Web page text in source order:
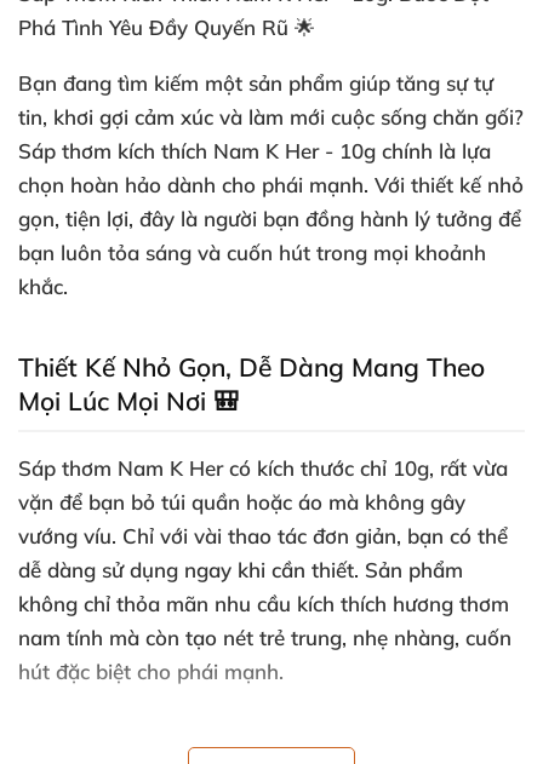
Phá Tình Yêu Đầy Quyến Rũ 🌟
Bạn đang tìm kiếm một sản phẩm giúp tăng sự tự
tin, khơi gợi cảm xúc và làm mới cuộc sống chăn gối?
Sáp thơm kích thích Nam K Her - 10g chính là lựa
chọn hoàn hảo dành cho phái mạnh. Với thiết kế nhỏ
gọn, tiện lợi, đây là người bạn đồng hành lý tưởng để
bạn luôn tỏa sáng và cuốn hút trong mọi khoảnh
khắc.
Thiết Kế Nhỏ Gọn, Dễ Dàng Mang Theo
Mọi Lúc Mọi Nơi 🎒
Sáp thơm Nam K Her có kích thước chỉ 10g, rất vừa
vặn để bạn bỏ túi quần hoặc áo mà không gây
vướng víu. Chỉ với vài thao tác đơn giản, bạn có thể
dễ dàng sử dụng ngay khi cần thiết. Sản phẩm
không chỉ thỏa mãn nhu cầu kích thích hương thơm
nam tính mà còn tạo nét trẻ trung, nhẹ nhàng, cuốn
hút đặc biệt cho phái mạnh.
Thành Phần Tự Nhiên An Toàn, An Tâm